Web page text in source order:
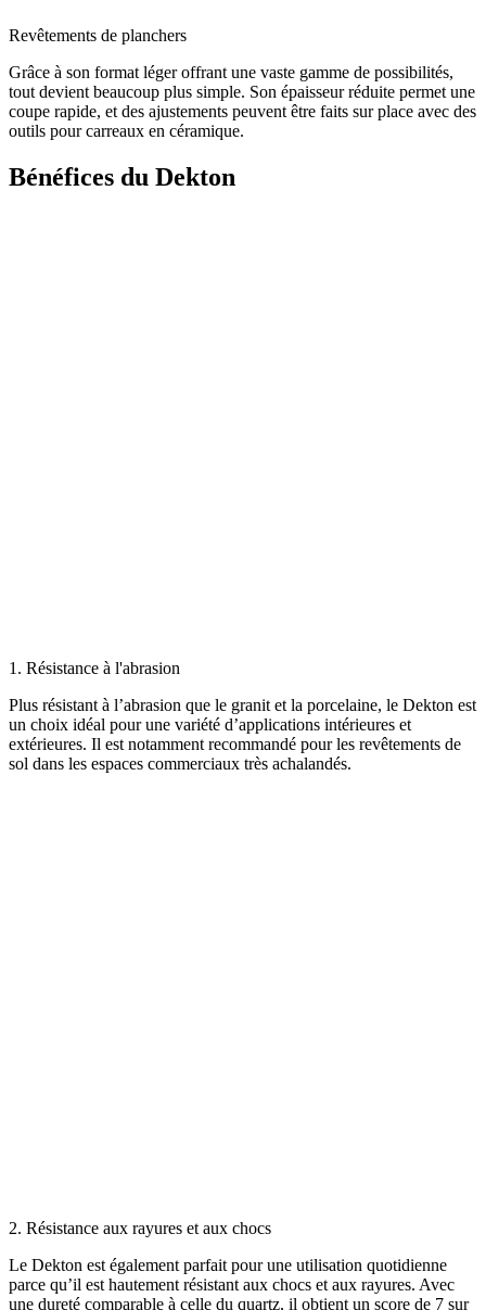
Revêtements de planchers
Grâce à son format léger offrant une vaste gamme de possibilités,
tout devient beaucoup plus simple. Son épaisseur réduite permet une
coupe rapide, et des ajustements peuvent être faits sur place avec des
outils pour carreaux en céramique.
Bénéfices du Dekton
1. Résistance à l'abrasion
Plus résistant à l’abrasion que le granit et la porcelaine, le Dekton est
un choix idéal pour une variété d’applications intérieures et
extérieures. Il est notamment recommandé pour les revêtements de
sol dans les espaces commerciaux très achalandés.
2. Résistance aux rayures et aux chocs
Le Dekton est également parfait pour une utilisation quotidienne
parce qu’il est hautement résistant aux chocs et aux rayures. Avec
une dureté comparable à celle du quartz, il obtient un score de 7 sur